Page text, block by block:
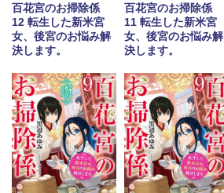
百花宮のお掃除係
12 転生した新米宮
女、後宮のお悩み解
決します。
百花宮のお掃除係
11 転生した新米宮
女、後宮のお悩み解
決します。